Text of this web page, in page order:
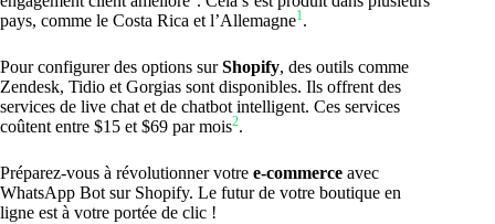
pays, comme le Costa Rica et l’Allemagne1.
Pour configurer des options surShopify, des outils comme
Zendesk, Tidio et Gorgias sont disponibles. Ils offrent des
services de live chat et de chatbot intelligent. Ces services
coûtent entre $15 et $69 par mois2.
Préparez-vous à révolutionner votre e-commerce avec
WhatsApp Bot sur Shopify. Le futur de votre boutique en
ligne est à votre portée de clic !